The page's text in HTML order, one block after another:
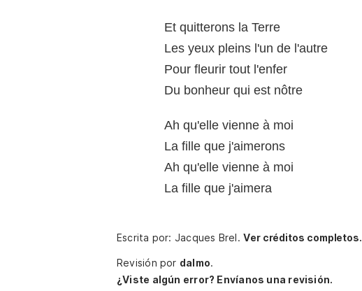
Et quitterons la Terre
Les yeux pleins l'un de l'autre
Pour fleurir tout l'enfer
Du bonheur qui est nôtre
Ah qu'elle vienne à moi
La fille que j'aimerons
Ah qu'elle vienne à moi
La fille que j'aimera
Escrita por: Jacques Brel. Ver créditos completos.
Revisión por dalmo.
¿Viste algún error? Envíanos una revisión.